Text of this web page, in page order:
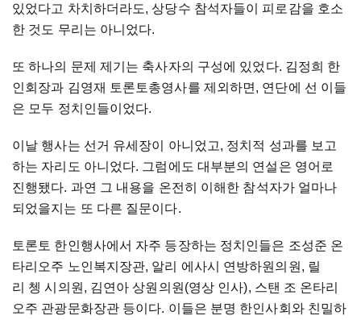
있었다고 차치하더라도,상당수 참석자들이 피로감을 호소
한 것도 무리는 아니었다.
또 하나의 문제 제기는 축사자의 구성에 있었다. 김정희 한
인회장과 김영재 토론토총영사를 제외하면 , 연단에 선 이들
은 모두 정치인들이었다.
이날 행사는 선거 유세장이 아니었고, 정치적 성과를 보고
하는 자리도 아니었다. 그럼에도 대부분의 연설은 영어로
진행됐다. 과연 그 내용을 온전히 이해한 참석자가 얼마나
되었을지는 또 다른 질문이다.
토론토 한인행사에서 자주 등장하는 정치인들은 조성준 온
타리오주 노인복지 장관, 알리 에사시 연방하원의원 , 릴
리 쳉 시의원 , 김연아 상원의원 (영상 인사), 스탠 조 온타리
오주 관광문화장관 등이다. 이들은 분명 한인사회와 친밀하